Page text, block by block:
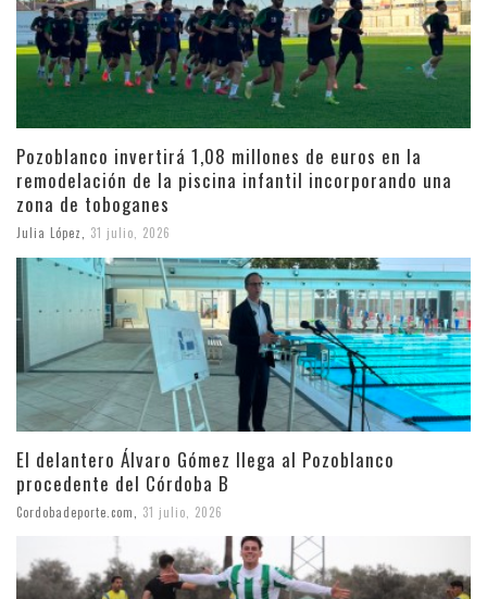
Pozoblanco invertirá 1,08 millones de euros en la
remodelación de la piscina infantil incorporando una
zona de toboganes
Julia López 31 julio, 2026
El delantero Álvaro Gómez llega al Pozoblanco
procedente del Córdoba B
Cordobadeporte.com 31 julio, 2026